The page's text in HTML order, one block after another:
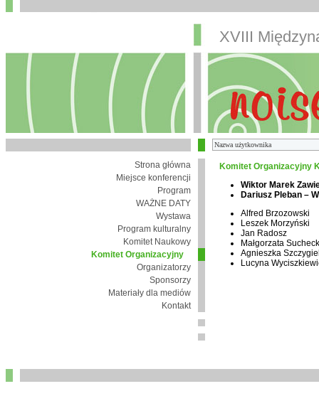
XVIII
Strona główna
Miejsce konferencji
Program
WAŻNE DATY
Wystawa
Program kulturalny
Komitet Naukowy
Komitet Organizacyjny
Organizatorzy
Sponsorzy
Materiały dla mediów
Kontakt
Komitet Organizacyjny
Wiktor Marek
Dariusz Pleban –
Alfred Brzozowski
Leszek Morzyński
Jan Radosz
Małgorzata
Agnieszka
Lucyna